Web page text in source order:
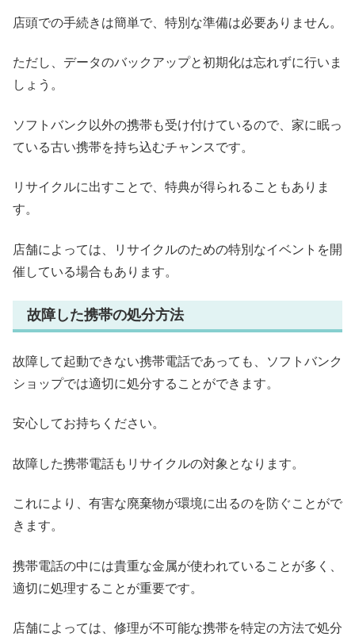
店頭での手続きは簡単で、特別な準備は必要ありません。
ただし、データのバックアップと初期化は忘れずに行いま
しょう。
ソフトバンク以外の携帯も受け付けているので、家に眠っ
ている古い携帯を持ち込むチャンスです。
リサイクルに出すことで、特典が得られることもありま
す。
店舗によっては、リサイクルのための特別なイベントを開
催している場合もあります。
故障した携帯の処分方法
故障して起動できない携帯電話であっても、ソフトバンク
ショップでは適切に処分することができます。
安心してお持ちください。
故障した携帯電話もリサイクルの対象となります。
これにより、有害な廃棄物が環境に出るのを防ぐことがで
きます。
携帯電話の中には貴重な金属が使われていることが多く、
適切に処理することが重要です。
店舗によっては、修理が不可能な携帯を特定の方法で処分